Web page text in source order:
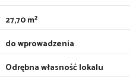
27,70 m²
do wprowadzenia
Odrębna własność lokalu